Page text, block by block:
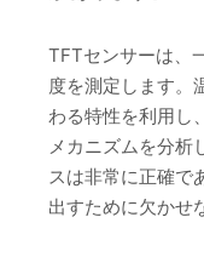
TFTセンサーは、
度を測定します。
わる特性を利用し
メカニズムを分析
スは非常に正確で
出すために欠かせ